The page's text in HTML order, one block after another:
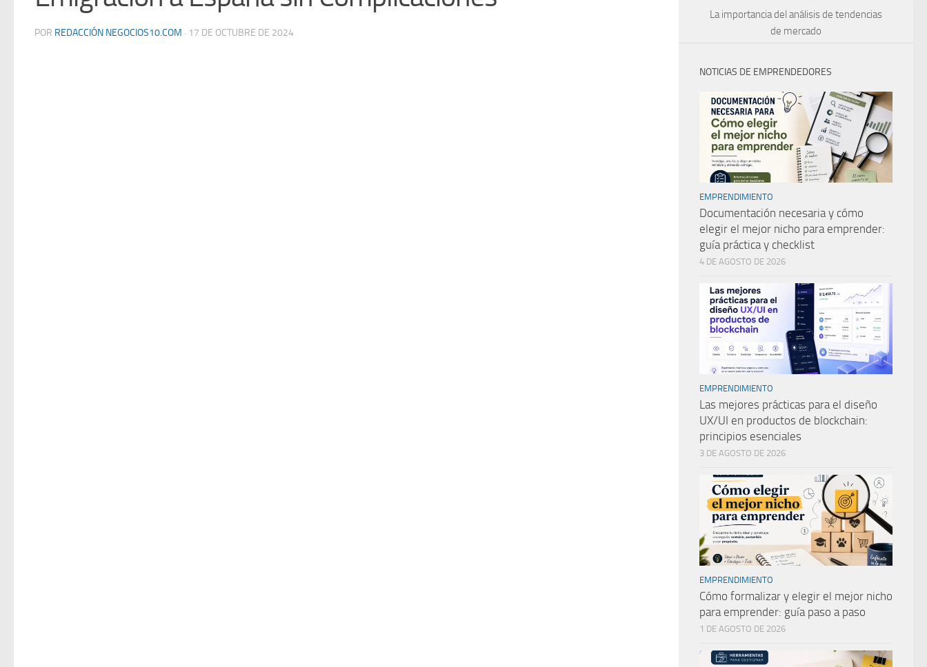
POR REDACCIÓN NEGOCIOS10.COM · 17 DE OCTUBRE DE 2024
La importancia del análisis de tendencias
de mercado
NOTICIAS DE EMPRENDEDORES
EMPRENDIMIENTO
Documentación necesaria y cómo
elegir el mejor nicho para emprender:
guía práctica y checklist
4 DE AGOSTO DE 2026
EMPRENDIMIENTO
Las mejores prácticas para el diseño
UX/UI en productos de blockchain:
principios esenciales
3 DE AGOSTO DE 2026
EMPRENDIMIENTO
Cómo formalizar y elegir el mejor nicho
para emprender: guía paso a paso
1 DE AGOSTO DE 2026